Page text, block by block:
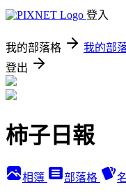
登入
我的部落格 我的部
登出
柿子日報
相簿 部落格